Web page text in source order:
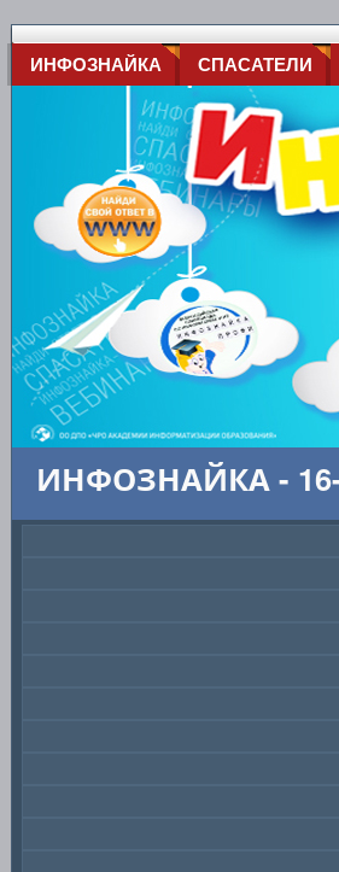
ИНФОЗНАЙКА СПАСАТЕЛИ
ИНФОЗНАЙКА - 16-